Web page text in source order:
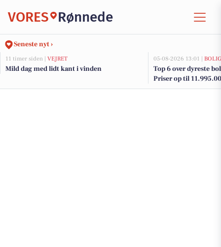
VORES Rønnede
Seneste nyt ›
11 timer siden | VEJRET
Mild dag med lidt kant i vinden
05-08-2026 13:01 |
Top 6 over dyreste
Priser op til